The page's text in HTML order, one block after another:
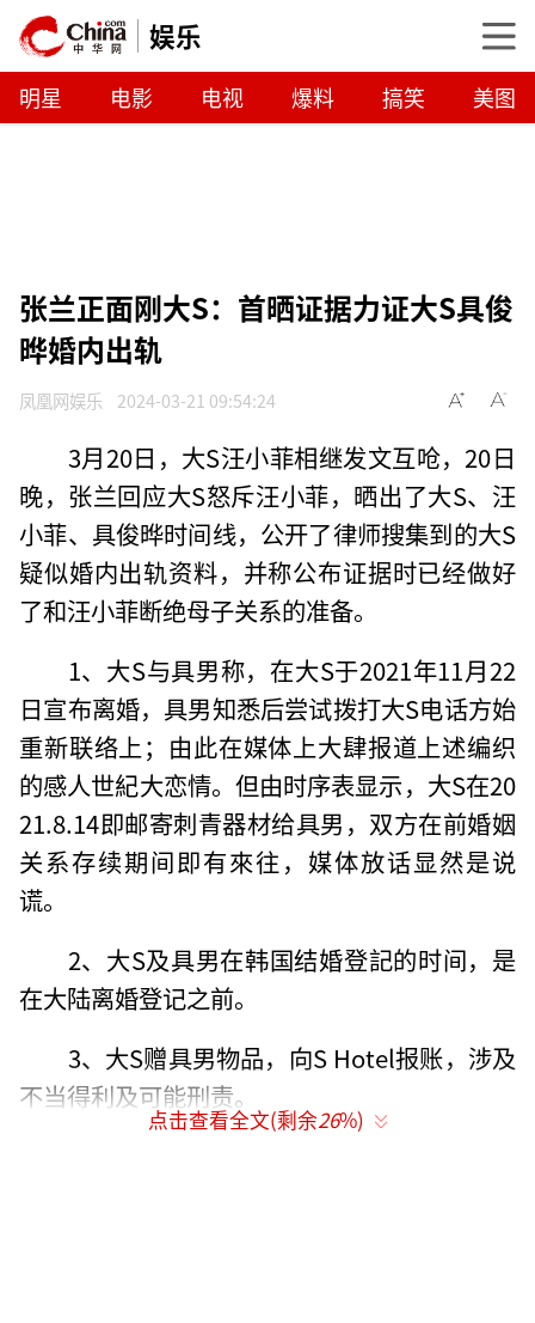
娱乐
明星 电影 电视 爆料 搞笑 美图
张兰正面刚大S：首晒证据力证大S具俊
晔婚内出轨
凤凰网娱乐 2024-03-21 09:54:24
3月20日，大S汪小菲相继发文互呛，20日
晚，张兰回应大S怒斥汪小菲，晒出了大S、汪
小菲、具俊晔时间线，公开了律师搜集到的大S
疑似婚内出轨资料，并称公布证据时已经做好
了和汪小菲断绝母子关系的准备。
1、大S与具男称，在大S于2021年11月22
日宣布离婚，具男知悉后尝试拨打大S电话方始
重新联络上；由此在媒体上大肆报道上述编织
的感人世紀大恋情。但由时序表显示，大S在20
21.8.14即邮寄刺青器材给具男，双方在前婚姻
关系存续期间即有來往，媒体放话显然是说
谎。
2、大S及具男在韩国结婚登記的时间，是
在大陆离婚登记之前。
3、大S赠具男物品，向S Hotel报账，涉及
不当得利及可能刑责。
点击查看全文(剩余26%)